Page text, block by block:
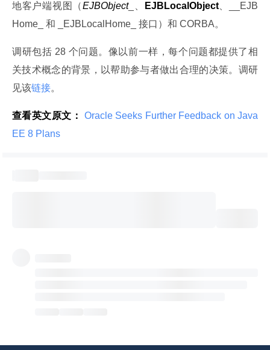
地客户端视图（EJBObject_、 EJBLocalObject、__EJB
Home_ 和 _EJBLocalHome_ 接口）和 CORBA。
调研包括 28 个问题。像以前一样，每个问题都提供了相
关技术概念的背景，以帮助参与者做出合理的决策。调研
见该链接。
查看英文原文：
Oracle Seeks Further Feedback on Java
EE 8 Plans